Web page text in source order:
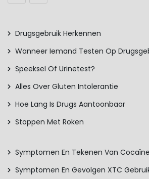
Drugsgebruik Herkennen
Wanneer Iemand Testen Op
Speeksel Of Urinetest?
Alles Over Gluten Intolerantie
Hoe Lang Is Drugs Aantoonbaar
Stoppen Met Roken
Symptomen En Tekenen Van
Symptomen En Gevolgen XTC